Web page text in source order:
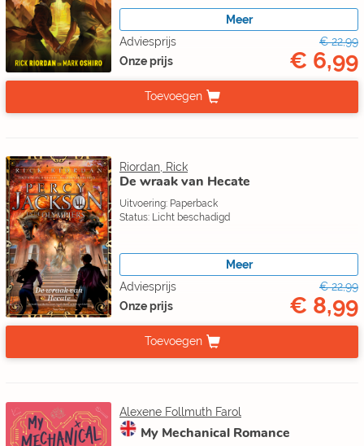
Meer
Adviesprijs
€ 22,99
Onze prijs
€ 6,99
Toevoegen
Riordan, Rick
De wraak van Hecate
Uitvoering: Paperback
Status: Licht beschadigd
Meer
Adviesprijs
€ 22,99
Onze prijs
€ 8,99
Toevoegen
Alexene Follmuth Farol
My Mechanical Romance